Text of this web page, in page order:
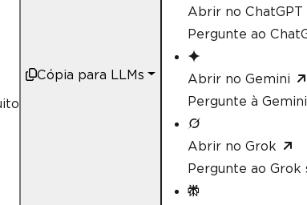
Cópia para LLMs
Abrir no ChatGPT
Pergunte ao
Abrir no Gemini
Pergunte à
Abrir no Grok
Pergunte ao Grok